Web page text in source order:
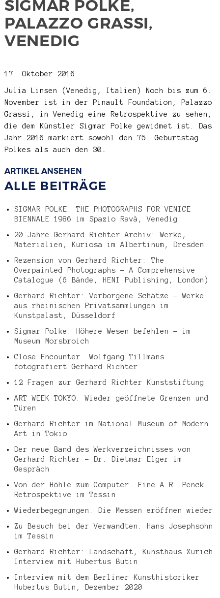
SIGMAR POLKE,
PALAZZO GRASSI,
VENEDIG
17. Oktober 2016
Julia Linsen (Venedig, Italien) Noch bis zum 6.
November ist in der Pinault Foundation, Palazzo
Grassi, in Venedig eine Retrospektive zu sehen,
die dem Künstler Sigmar Polke gewidmet ist. Das
Jahr 2016 markiert sowohl den 75. Geburtstag
Polkes als auch den 30…
ARTIKEL ANSEHEN
ALLE BEITRÄGE
SIGMAR POLKE: THE PHOTOGRAPHS FOR VENICE
BIENNALE 1986 im Spazio Ravà, Venedig
20 Jahre Gerhard Richter Archiv: Werke,
Materialien, Kuriosa im Albertinum, Dresden
Rezension von Gerhard Richter: The
Overpainted Photographs – A Comprehensive
Catalogue (6 Bände, HENI Publishing, London)
Gerhard Richter: Verborgene Schätze – Werke
aus rheinischen Privatsammlungen im
Kunstpalast, Düsseldorf
Sigmar Polke. Höhere Wesen befehlen – im
Museum Morsbroich
Close Encounter. Wolfgang Tillmans
fotografiert Gerhard Richter
12 Fragen zur Gerhard Richter Kunststiftung
ART WEEK TOKYO. Wieder geöffnete Grenzen und
Türen
Gerhard Richter im National Museum of Modern
Art in Tokio
Der neue Band des Werkverzeichnisses von
Gerhard Richter – Dr. Dietmar Elger im
Gespräch
Von der Höhle zum Computer. Eine A.R. Penck
Retrospektive im Tessin
Wiederbegegnungen. Die Messen eröffnen wieder
Zu Besuch bei der Verwandten. Hans Josephsohn
im Tessin
Gerhard Richter: Landschaft, Kunsthaus Zürich
Interview mit Hubertus Butin
Interview mit dem Berliner Kunsthistoriker
Hubertus Butin, Dezember 2020